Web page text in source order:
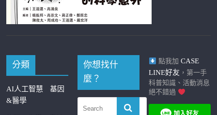
分類
AI人工智慧
基因
&醫學
你想找什
麼？
點我加 CASE
LINE好友 ，第一手
科普知識、活動消息
絕不錯過